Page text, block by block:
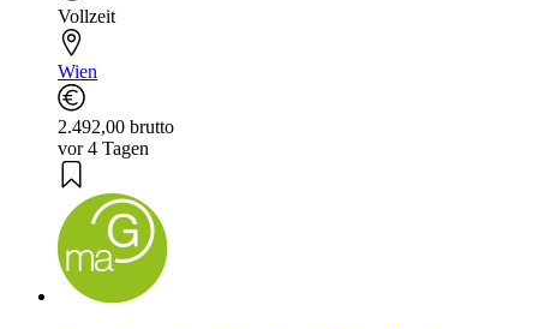
Vollzeit
Wien
2.492,00 brutto
vor 4 Tagen